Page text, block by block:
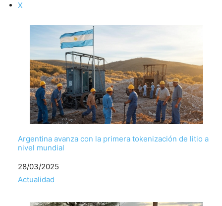
X
Argentina avanza con la primera tokenización de litio a
nivel mundial
Fecha
28/03/2025
Respecto a
Actualidad